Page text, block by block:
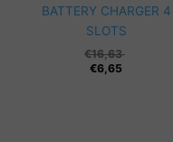
BATTERY CHARGER 4
SLOTS
€16,63
€6,65